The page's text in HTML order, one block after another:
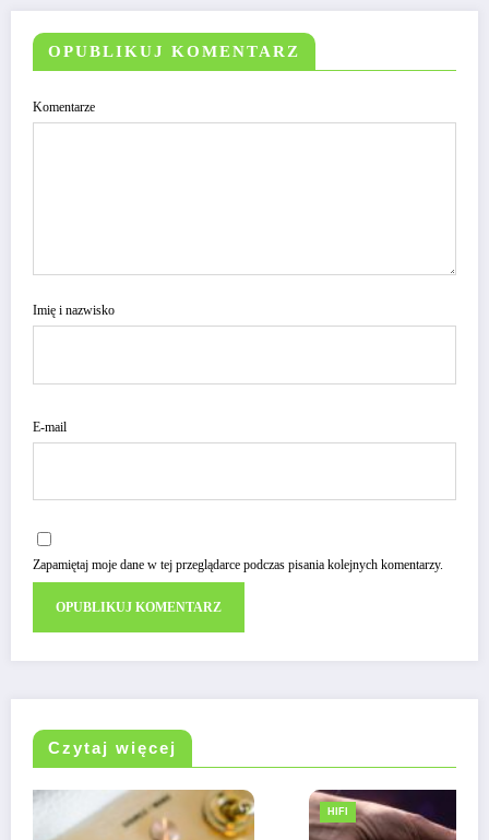
OPUBLIKUJ KOMENTARZ
Komentarze
Imię i nazwisko
E-mail
Zapamiętaj moje dane w tej przeglądarce podczas pisania kolejnych komentarzy.
Czytaj więcej